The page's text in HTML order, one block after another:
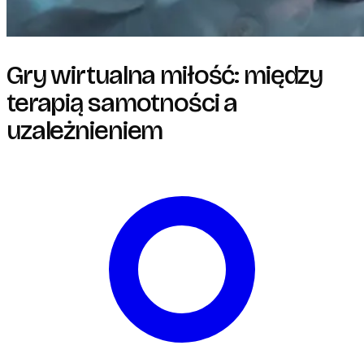
Gry wirtualna miłość: między
terapią samotności a
uzależnieniem